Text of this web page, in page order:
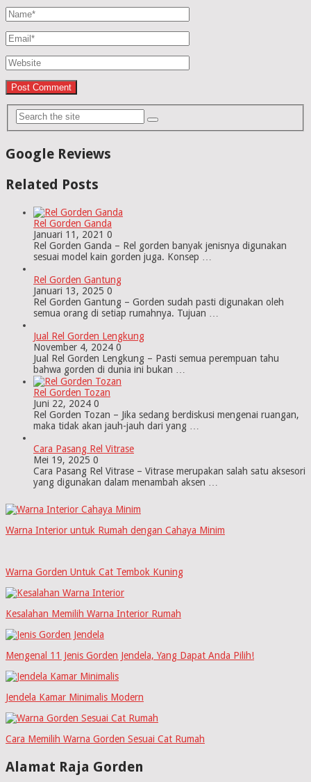
Google Reviews
Related Posts
Rel Gorden Ganda
Januari 11, 2021 0
Rel Gorden Ganda – Rel gorden banyak jenisnya digunakan
sesuai model kain gorden juga. Konsep …
Rel Gorden Gantung
Januari 13, 2025 0
Rel Gorden Gantung – Gorden sudah pasti digunakan oleh
semua orang di setiap rumahnya. Tujuan …
Jual Rel Gorden Lengkung
November 4, 2024 0
Jual Rel Gorden Lengkung – Pasti semua perempuan tahu
bahwa gorden di dunia ini bukan …
Rel Gorden Tozan
Juni 22, 2024 0
Rel Gorden Tozan – Jika sedang berdiskusi mengenai ruangan,
maka tidak akan jauh-jauh dari yang …
Cara Pasang Rel Vitrase
Mei 19, 2025 0
Cara Pasang Rel Vitrase – Vitrase merupakan salah satu aksesori
yang digunakan dalam menambah aksen …
Warna Interior untuk Rumah dengan Cahaya Minim
Warna Gorden Untuk Cat Tembok Kuning
Kesalahan Memilih Warna Interior Rumah
Mengenal 11 Jenis Gorden Jendela, Yang Dapat Anda Pilih!
Jendela Kamar Minimalis Modern
Cara Memilih Warna Gorden Sesuai Cat Rumah
Alamat Raja Gorden